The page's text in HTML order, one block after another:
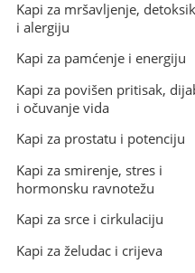
Kapi za mršavljenje,
i alergiju
Kapi za pamćenje i energiju
Kapi za povišen pritisak,
i očuvanje vida
Kapi za prostatu i potenciju
Kapi za smirenje, stres i
hormonsku ravnotežu
Kapi za srce i cirkulaciju
Kapi za želudac i crijeva